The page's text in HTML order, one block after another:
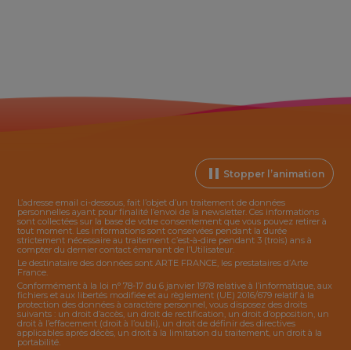
Stopper l’animation
L’adresse email ci-dessous, fait l’objet d’un traitement de données
personnelles ayant pour finalité l’envoi de la newsletter. Ces informations
sont collectées sur la base de votre consentement que vous pouvez retirer à
tout moment. Les informations sont conservées pendant la durée
strictement nécessaire au traitement c’est-à-dire pendant 3 (trois) ans à
compter du dernier contact émanant de l’Utilisateur.
Le destinataire des données sont ARTE FRANCE, les prestataires d’Arte
France.
Conformément à la loi n° 78-17 du 6 janvier 1978 relative à l’informatique, aux
fichiers et aux libertés modifiée et au règlement (UE) 2016/679 relatif à la
protection des données à caractère personnel, vous disposez des droits
suivants : un droit d’accès, un droit de rectification, un droit d’opposition, un
droit à l’effacement (droit à l’oubli), un droit de définir des directives
applicables après décès, un droit à la limitation du traitement, un droit à la
portabilité.